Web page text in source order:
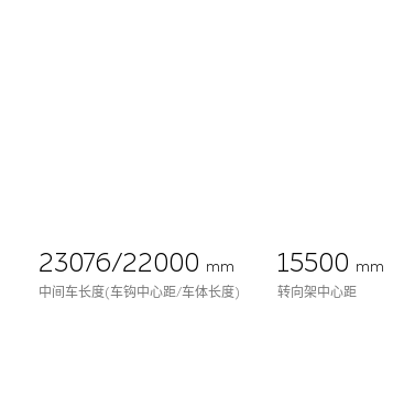
23076/22000 mm
中间车长度(车钩中心距/车体长度)
15500 mm
转向架中心距